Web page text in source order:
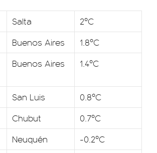
Salta
2ºC
Buenos Aires
1.8ºC
Buenos Aires 1.4ºC
San Luis
0.8ºC
Chubut
0.7ºC
Neuquén
-0.2ºC